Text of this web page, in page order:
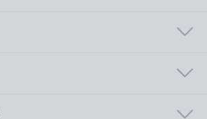
情報共有を毎日行いながら自分の責任
係も良好であり、毎日の情報共有から
ます。